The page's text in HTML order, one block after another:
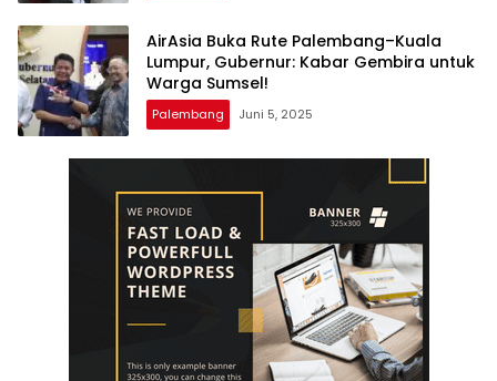
AirAsia Buka Rute Palembang–Kuala
Lumpur, Gubernur: Kabar Gembira untuk
Warga Sumsel!
Palembang Juni 5, 2025